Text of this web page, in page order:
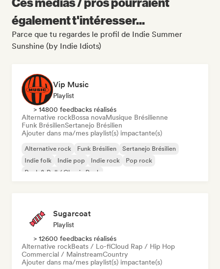
également t'intéresser...
Parce que tu regardes le profil de Indie Summer
Sunshine (by Indie Idiots)
Vip Music
Playlist
> 14800 feedbacks réalisés
Alternative rockBossa novaMusique Brésilienne
Funk BrésilienSertanejo Brésilien
Ajouter dans ma/mes playlist(s) impactante(s)
Alternative rock Funk Brésilien
Sertanejo Brésilien
Indie folk
Indie pop Indie rock
Pop rock
Rock & Roll / Classic Rock
Sugarcoat
Playlist
> 12600 feedbacks réalisés
Alternative rockBeats / Lo-fiCloud Rap / Hip Hop
Commercial / MainstreamCountry
Ajouter dans ma/mes playlist(s) impactante(s)